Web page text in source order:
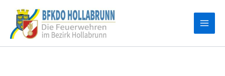
Inhalt
springen